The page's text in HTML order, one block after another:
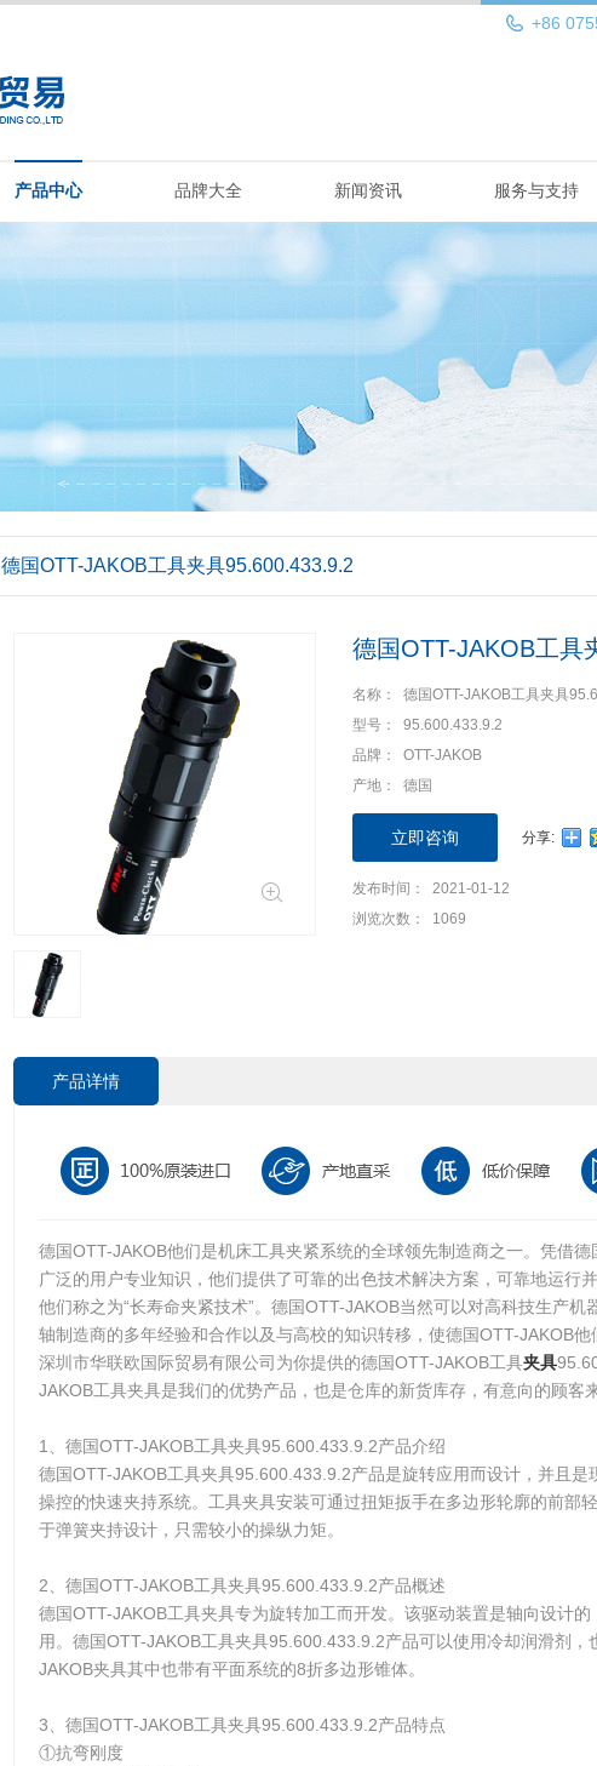
+86
产品中心 品牌大全 新闻资讯 服务与支持
德国OTT-JAKOB工具夹具95.600.433.9.2
德国OTT-JAKOB工具
名称： 德国OTT-JAKOB工具夹具
型号： 95.600.433.9.2
品牌： OTT-JAKOB
产地： 德国
立即咨询 分享:
发布时间： 2021-01-12
浏览次数： 1069
产品详情
德国OTT-JAKOB他们是机床工具夹紧系统的全球领先制造商之一。凭借
广泛的用户专业知识，他们提供了可靠的出色技术解决方案，可靠地运行
他们称之为“长寿命夹紧技术”。德国OTT-JAKOB当然可以对高科技生产
轴制造商的多年经验和合作以及与高校的知识转移，使德国OTT-JAKOB
深圳市华联欧国际贸易有限公司为你提供的德国OTT-JAKOB工具夹具
JAKOB工具夹具是我们的优势产品，也是仓库的新货库存，有意向的顾客
1、德国OTT-JAKOB工具夹具95.600.433.9.2产品介绍
德国OTT-JAKOB工具夹具95.600.433.9.2产品是旋转应用而设计，并且
操控的快速夹持系统。工具夹具安装可通过扭矩扳手在多边形轮廓的前部
于弹簧夹持设计，只需较小的操纵力矩。
2、德国OTT-JAKOB工具夹具95.600.433.9.2产品概述
德国OTT-JAKOB工具夹具专为旋转加工而开发。该驱动装置是轴向设计
用。德国OTT-JAKOB工具夹具95.600.433.9.2产品可以使用冷却润滑剂，
JAKOB夹具其中也带有平面系统的8折多边形锥体。
3、德国OTT-JAKOB工具夹具95.600.433.9.2产品特点
①抗弯刚度